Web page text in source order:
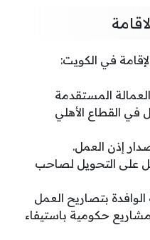
في الكويت:
المستقدمة
القطاع الأهلي
إذن العمل.
على التحويل لصاحب
بتصاريح العمل
حكومية باستيفاء